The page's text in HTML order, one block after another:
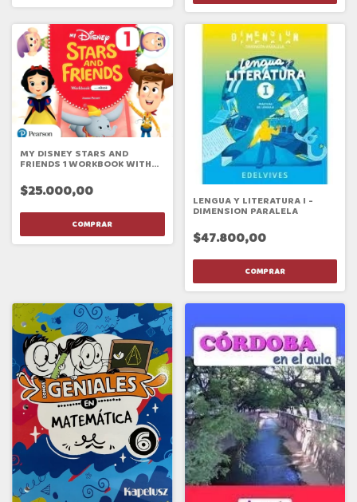
MY DISNEY STARS AND
FRIENDS 1 WORKBOOK WITH
$25.000,00
LENGUA Y LITERATURA I -
DIMENSION PARALELA
$47.800,00